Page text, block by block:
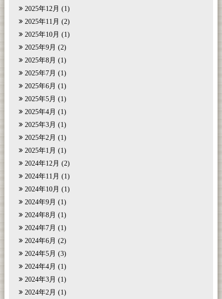
2025年12月 (1)
2025年11月 (2)
2025年10月 (1)
2025年9月 (2)
2025年8月 (1)
2025年7月 (1)
2025年6月 (1)
2025年5月 (1)
2025年4月 (1)
2025年3月 (1)
2025年2月 (1)
2025年1月 (1)
2024年12月 (2)
2024年11月 (1)
2024年10月 (1)
2024年9月 (1)
2024年8月 (1)
2024年7月 (1)
2024年6月 (2)
2024年5月 (3)
2024年4月 (1)
2024年3月 (1)
2024年2月 (1)